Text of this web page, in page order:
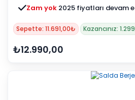
Zam yok 2025 fiyatları devam
Sepette: 11.691,00₺ Kazancınız:
₺12.990,00